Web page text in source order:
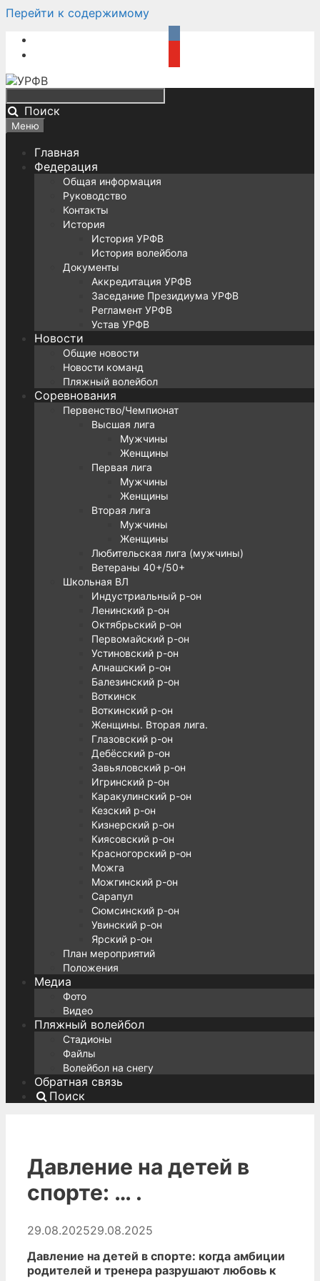
Перейти к содержимому
Поиск
Меню
Главная
Федерация
Общая информация
Руководство
Контакты
История
История УРФВ
История волейбола
Документы
Аккредитация УРФВ
Заседание Президиума УРФВ
Регламент УРФВ
Устав УРФВ
Новости
Общие новости
Новости команд
Пляжный волейбол
Соревнования
Первенство/Чемпионат
Высшая лига
Мужчины
Женщины
Первая лига
Мужчины
Женщины
Вторая лига
Мужчины
Женщины
Любительская лига (мужчины)
Ветераны 40+/50+
Школьная ВЛ
Индустриальный р-он
Ленинский р-он
Октябрьский р-он
Первомайский р-он
Устиновский р-он
Алнашский р-он
Балезинский р-он
Воткинск
Воткинский р-он
Женщины. Вторая лига.
Глазовский р-он
Дебёсский р-он
Завьяловский р-он
Игринский р-он
Каракулинский р-он
Кезский р-он
Кизнерский р-он
Киясовский р-он
Красногорский р-он
Можга
Можгинский р-он
Сарапул
Сюмсинский р-он
Увинский р-он
Ярский р-он
План мероприятий
Положения
Медиа
Фото
Видео
Пляжный волейбол
Стадионы
Файлы
Волейбол на снегу
Обратная связь
Поиск
Давление на детей в
спорте: … .
29.08.202529.08.2025
Давление на детей в спорте: когда амбиции
родителей и тренера разрушают любовь к